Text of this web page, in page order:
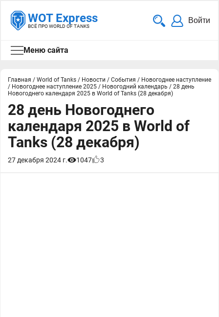
WOT Express
ВСЁ ПРО WORLD OF TANKS
Войти
Меню сайта
Главная / World of Tanks / Новости / События / Новогоднее наступление
/ Новогоднее наступление 2025 / Новогодний календарь / 28 день
Новогоднего календаря 2025 в World of Tanks (28 декабря)
28 день Новогоднего
календаря 2025 в World of
Tanks (28 декабря)
27 декабря 2024 г. 1047 3